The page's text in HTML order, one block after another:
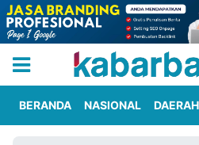
BERANDA NASIONAL DAERAH